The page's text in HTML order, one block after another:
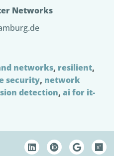
Networks
networks, resilient,
security, network
detection, ai for it-